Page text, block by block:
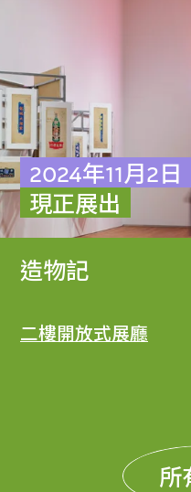
2024年11月2日
現正展出
造物記
二樓開放式展廳
所